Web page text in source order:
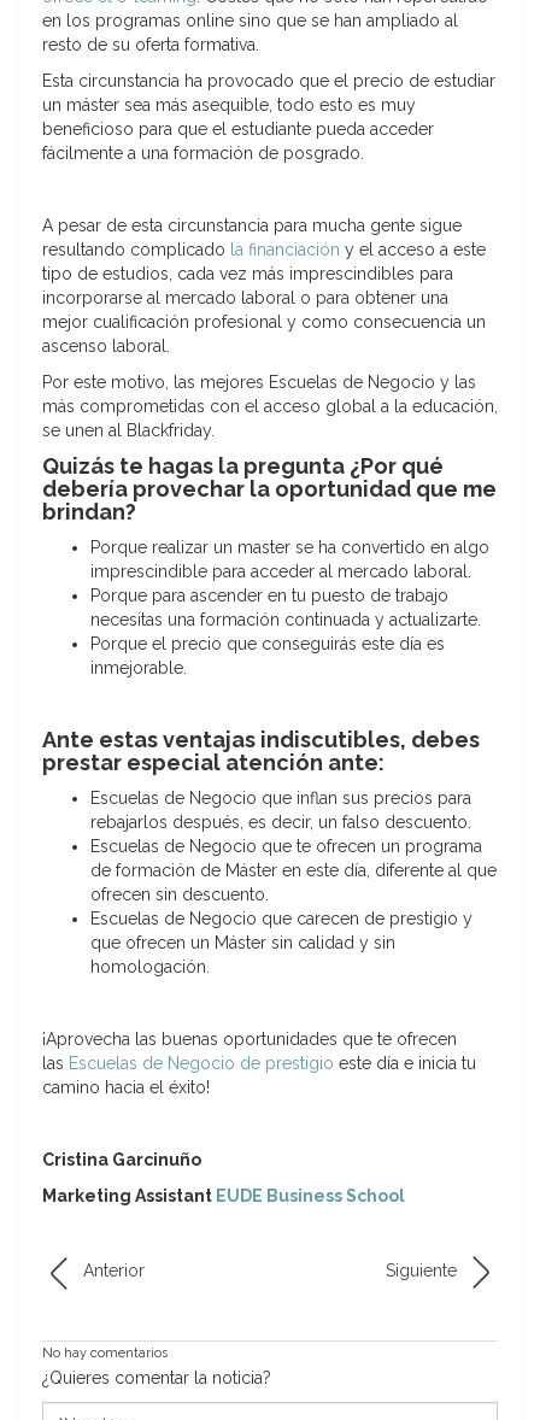
en los programas online sino que se han ampliado al
resto de su oferta formativa.
Esta circunstancia ha provocado que el precio de estudiar
un máster sea más asequible, todo esto es muy
beneficioso para que el estudiante pueda acceder
fácilmente a una formación de posgrado.
A pesar de esta circunstancia para mucha gente sigue
resultando complicado la financiación y el acceso a este
tipo de estudios, cada vez más imprescindibles para
incorporarse al mercado laboral o para obtener una
mejor cualificación profesional y como consecuencia un
ascenso laboral.
Por este motivo, las mejores Escuelas de Negocio y las
más comprometidas con el acceso global a la educación,
se unen al Blackfriday.
Quizás te hagas la pregunta ¿Por qué
debería provechar la oportunidad que me
brindan?
Porque realizar un master se ha convertido en algo
imprescindible para acceder al mercado laboral.
Porque para ascender en tu puesto de trabajo
necesitas una formación continuada y actualizarte.
Porque el precio que conseguirás este día es
inmejorable.
Ante estas ventajas indiscutibles, debes
prestar especial atención ante:
Escuelas de Negocio que inflan sus precios para
rebajarlos después, es decir, un falso descuento.
Escuelas de Negocio que te ofrecen un programa
de formación de Máster en este día, diferente al que
ofrecen sin descuento.
Escuelas de Negocio que carecen de prestigio y
que ofrecen un Máster sin calidad y sin
homologación.
¡Aprovecha las buenas oportunidades que te ofrecen
las Escuelas de Negocio de prestigio este día e inicia tu
camino hacia el éxito!
Cristina Garcinuño
Marketing Assistant EUDE Business School
Anterior Siguiente
No hay comentarios
¿Quieres comentar la noticia?